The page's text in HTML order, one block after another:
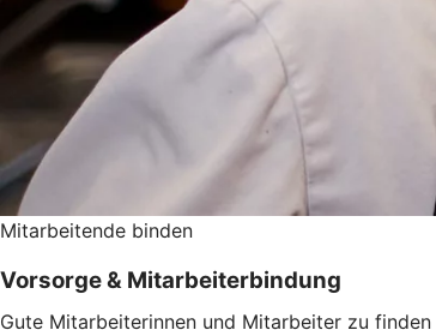
Mitarbeitende binden
Vorsorge & Mitarbeiterbindung
Gute Mitarbeiterinnen und Mitarbeiter zu